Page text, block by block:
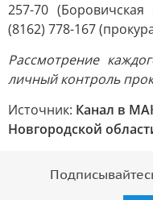
257-70
(8162) 778-167
Рассмотрение
личный контроль
Источник: Канал в
Новгородской